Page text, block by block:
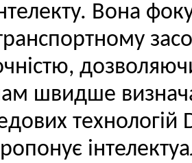
Вона
швидше
технологій